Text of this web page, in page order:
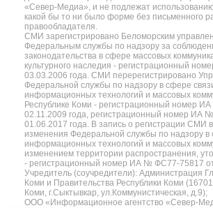
«Север-Медиа», и не подлежат
какой бы то ни было форме без письменного
правообладателя.
СМИ зарегистрировано Беломорским
Федеральным службы по надзору за
законодательства в сфере массовых
культурного наследия - регистрационный
03.03.2006 года. СМИ перерегистрировано
Федеральной службы по надзору в сфере
информационных технологий и массовых
Республике Коми - регистрационный номер
02.11.2009 года, регистрационный номер ИА
01.06.2017 года. В запись о регистрации СМИ
изменения Федеральной службы по надзору в
информационных технологий и массовых
изменением территории распространения,
- регистрационный номер ИА № ФС77-75817
Учредитель (соучредители): Администрация
Коми и Правительства Республики Коми
Коми, г.Сыктывкар, ул.Коммунистическая, д.9);
ООО «Информационное агентство «Север-